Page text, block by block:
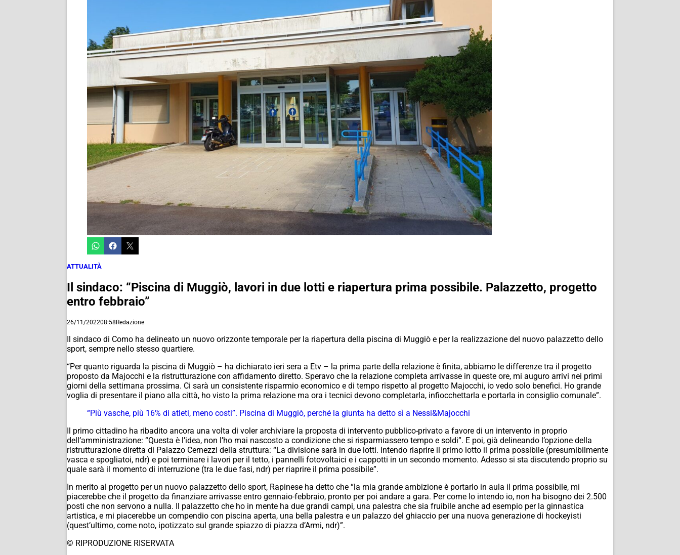
ATTUALITÀ
Il sindaco: “Piscina di Muggiò, lavori in due lotti e riapertura prima possibile. Palazzetto, progetto
entro febbraio”
26/11/202208:58Redazione
Il sindaco di Como ha delineato un nuovo orizzonte temporale per la riapertura della piscina di Muggiò e per la realizzazione del nuovo palazzetto dello
sport, sempre nello stesso quartiere.
“Per quanto riguarda la piscina di Muggiò – ha dichiarato ieri sera a Etv – la prima parte della relazione è finita, abbiamo le differenze tra il progetto
proposto da Majocchi e la ristrutturazione con affidamento diretto. Speravo che la relazione completa arrivasse in queste ore, mi auguro arrivi nei primi
giorni della settimana prossima. Ci sarà un consistente risparmio economico e di tempo rispetto al progetto Majocchi, io vedo solo benefici. Ho grande
voglia di presentare il piano alla città, ho visto la prima relazione ma ora i tecnici devono completarla, infiocchettarla e portarla in consiglio comunale”.
“Più vasche, più 16% di atleti, meno costi”. Piscina di Muggiò, perché la giunta ha detto sì a Nessi&Majocchi
Il primo cittadino ha ribadito ancora una volta di voler archiviare la proposta di intervento pubblico-privato a favore di un intervento in proprio
dell’amministrazione: “Questa è l’idea, non l’ho mai nascosto a condizione che si risparmiassero tempo e soldi”. E poi, già delineando l’opzione della
ristrutturazione diretta di Palazzo Cernezzi della struttura: “La divisione sarà in due lotti. Intendo riaprire il primo lotto il prima possibile (presumibilmente
vasca e spogliatoi, ndr) e poi terminare i lavori per il tetto, i pannelli fotovoltaici e i cappotti in un secondo momento. Adesso si sta discutendo proprio su
quale sarà il momento di interruzione (tra le due fasi, ndr) per riaprire il prima possibile”.
In merito al progetto per un nuovo palazzetto dello sport, Rapinese ha detto che “la mia grande ambizione è portarlo in aula il prima possibile, mi
piacerebbe che il progetto da finanziare arrivasse entro gennaio-febbraio, pronto per poi andare a gara. Per come lo intendo io, non ha bisogno dei 2.500
posti che non servono a nulla. Il palazzetto che ho in mente ha due grandi campi, una palestra che sia fruibile anche ad esempio per la ginnastica
artistica, e mi piacerebbe un compendio con piscina aperta, una bella palestra e un palazzo del ghiaccio per una nuova generazione di hockeyisti
(quest’ultimo, come noto, ipotizzato sul grande spiazzo di piazza d’Armi, ndr)”.
© RIPRODUZIONE RISERVATA